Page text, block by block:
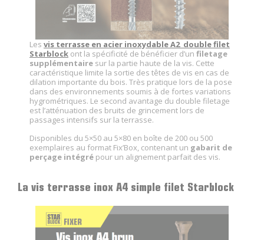
Les vis terrasse en acier inoxydable A2 double filet
Starblock ont la spécificité de bénéficier d’un filetage
supplémentaire sur la partie haute de la vis. Cette
caractéristique limite la sortie des têtes de vis en cas de
dilation importante du bois. Très pratique lors de la pose
dans des environnements soumis à de fortes variations
hygrométriques. Le second avantage du double filetage
est l’atténuation des bruits de grincement lors de
passages intensifs sur la terrasse.
Disponibles du 5×50 au 5×80 en boîte de 200 ou 500
exemplaires au format Fix’Box, contenant un gabarit de
perçage intégré pour un alignement parfait des vis.
La vis terrasse inox A4 simple filet Starblock